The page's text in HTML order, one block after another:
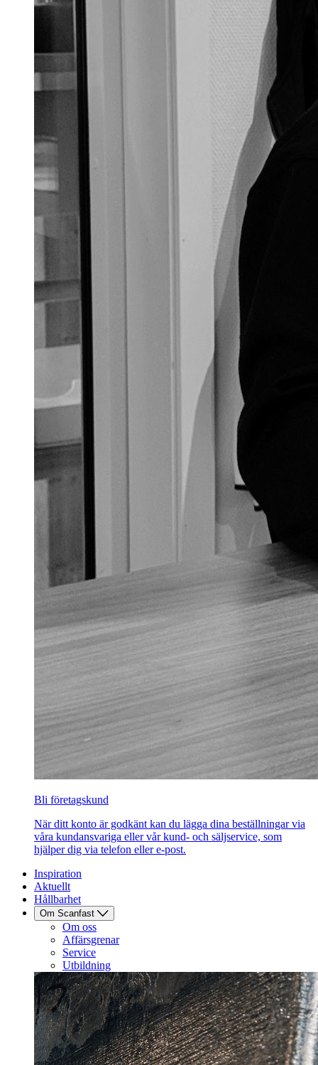
Bli företagskund
När ditt konto är godkänt kan du lägga dina beställningar via
våra kundansvariga eller vår kund- och säljservice, som
hjälper dig via telefon eller e-post.
Inspiration
Aktuellt
Hållbarhet
Om Scanfast
Om oss
Affärsgrenar
Service
Utbildning